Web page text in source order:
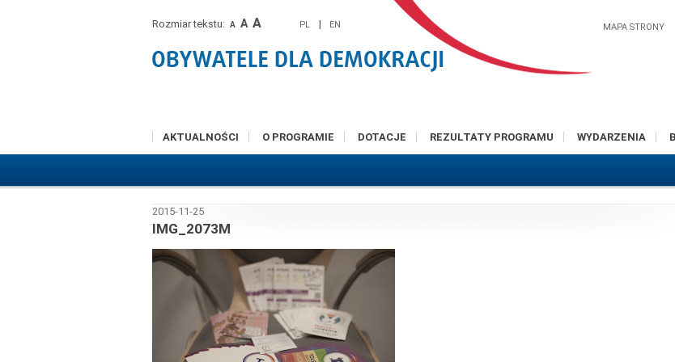
Rozmiar tekstu: A A A PL | EN MAPA STRONY
AKTUALNOŚCI O PROGRAMIE DOTACJE REZULTATY PROGRAMU WYDARZENIA
2015-11-25
IMG_2073M